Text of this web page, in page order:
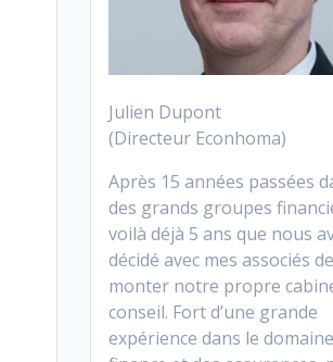
Julien Dupont
(Directeur Econhoma)
Après 15 années passées
des grands groupes
voilà déjà 5 ans que nous
décidé avec mes associés de
monter notre propre
conseil. Fort d’une grande
expérience dans le